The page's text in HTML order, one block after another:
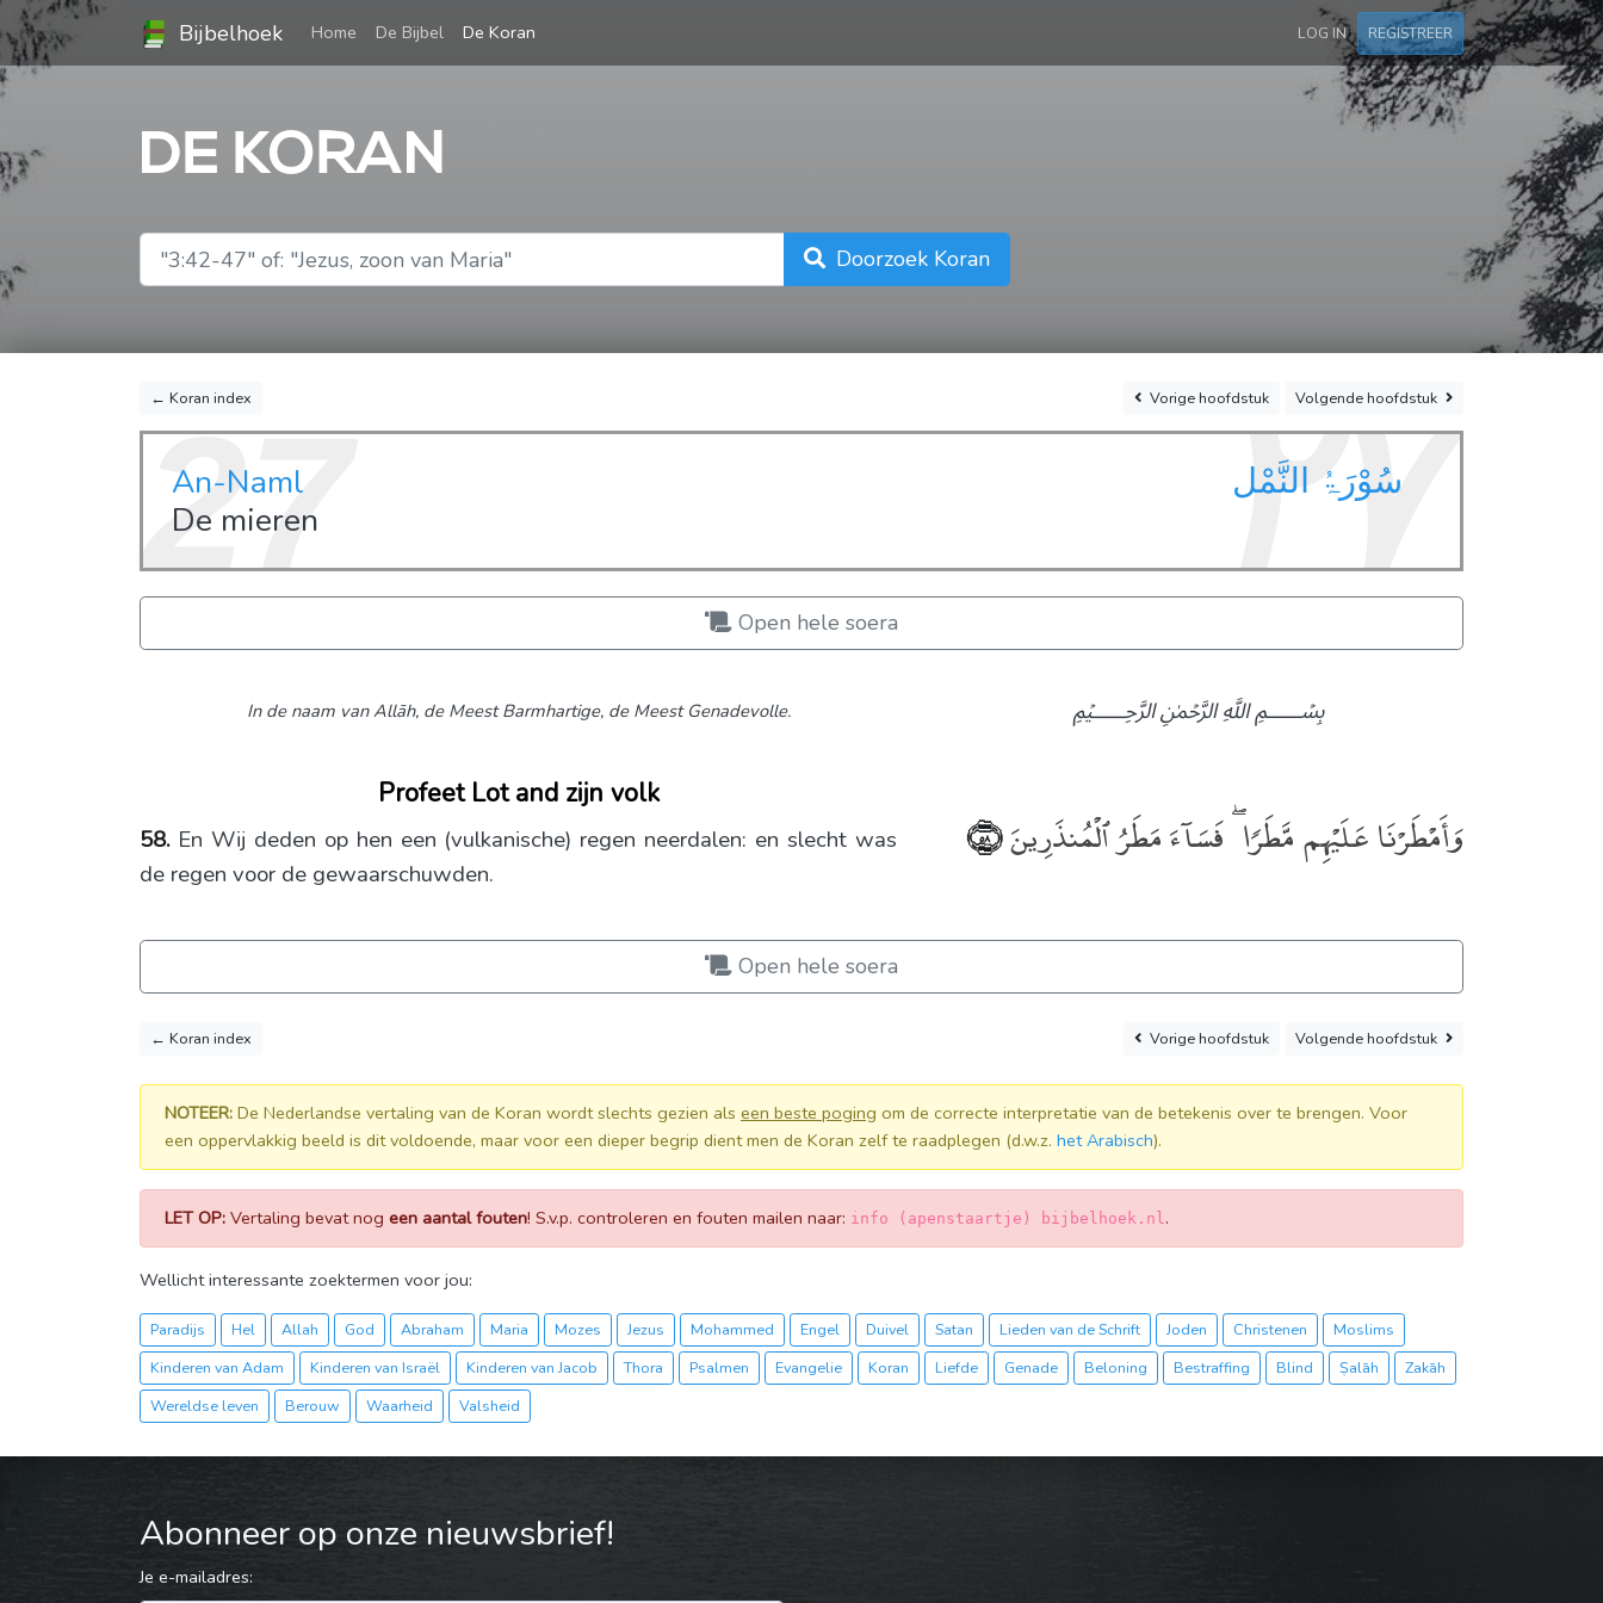
Bijbelhoek Home (current)
De Bijbel De Koran LOG IN REGISTREER
DE KORAN
Doorzoek Koran
← Koran index Vorigehoofdstuk Volgendehoofdstuk
27 ٢٧
An-Naml
De mieren
سُوْرَۃُ النَّمْل
Open hele soera
In de naam van Allāh, de Meest Barmhartige, de Meest Genadevolle. ﷽
Profeet Lot and zijn volk
58. En Wij deden op hen een (vulkanische) regen neerdalen: en slecht was
de regen voor de gewaarschuwden.
وَأَمْطَرْنَا عَلَيْهِم مَّطَرًۭا ۖ فَسَآءَ مَطَرُ ٱلْمُنذَرِينَ﴿٥٨﴾
Open hele soera
← Koran index Vorigehoofdstuk Volgendehoofdstuk
NOTEER: De Nederlandse vertaling van de Koran wordt slechts gezien als een beste poging om de correcte interpretatie van de betekenis over te brengen. Voor
een oppervlakkig beeld is dit voldoende, maar voor een dieper begrip dient men de Koran zelf te raadplegen (d.w.z. het Arabisch).
LET OP: Vertaling bevat nog een aantal fouten! S.v.p. controleren en fouten mailen naar: info (apenstaartje) bijbelhoek.nl.
Wellicht interessante zoektermen voor jou:
Paradijs Hel Allah God Abraham Maria Mozes Jezus Mohammed Engel Duivel Satan Lieden van de Schrift Joden Christenen
Moslims
Kinderen van Adam
Kinderen van Israël Kinderen van Jacob Thora Psalmen Evangelie Koran Liefde Genade Beloning Bestraffing Blind Ṣalāh
Zakāh
Wereldse leven
Berouw Waarheid Valsheid
Abonneer op onze nieuwsbrief!
Je e-mailadres: